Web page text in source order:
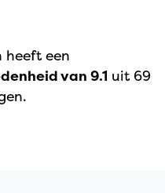
heeft een
van 9.1 uit 69